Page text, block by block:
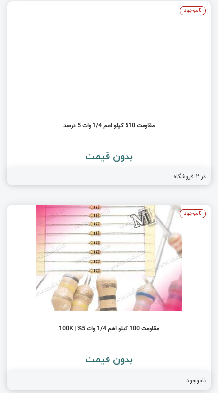
مقاومت 510 کیلو اهم 1/4 وات 5 درصد
بدون قیمت
در 2 فروشگاه
ناموجود
مقاومت 100 کیلو اهم 1/4 وات 5% | 100K
بدون قیمت
ناموجود
ناموجود